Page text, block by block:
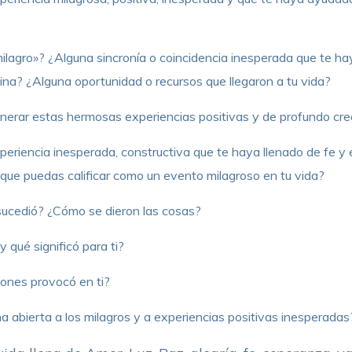
¿Alguna sincronía o coincidencia inesperada que te
¿Alguna oportunidad o recursos que llegaron a tu vida?
estas hermosas experiencias positivas y de profundo
inesperada, constructiva que te haya llenado de fe y
puedas calificar como un evento milagroso en tu vida?
¿Cómo se dieron las cosas?
qué significó para ti?
provocó en ti?
abierta a los milagros y a experiencias positivas